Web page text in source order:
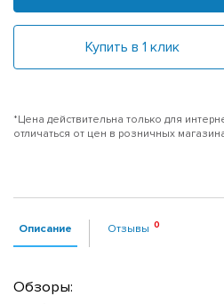
Купить в 1 клик
*Цена действительна только для
отличаться от цен в розничных
Описание Отзывы
Обзоры: